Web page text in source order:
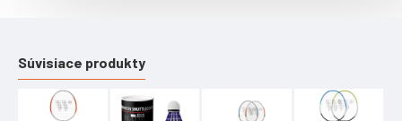
Súvisiace produkty